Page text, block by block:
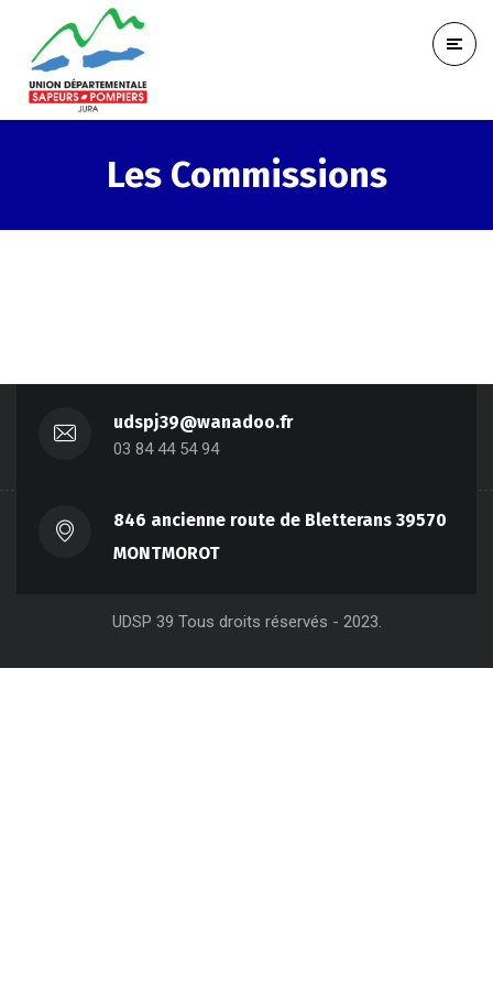
Les Commissions
udspj39@wanadoo.fr
03 84 44 54 94
846 ancienne route de Bletterans 39570
MONTMOROT
UDSP 39 Tous droits réservés - 2023.